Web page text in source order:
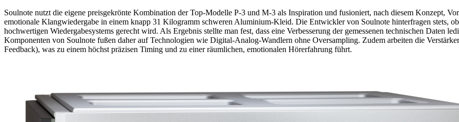
Soulnote nutzt die eigene preisgekrönte Kombination der Top-Modelle P-3 und M-3 als Inspiration und fusioniert, nach diesem Konzept,
emotionale Klangwiedergabe in einem knapp 31 Kilogramm schweren Aluminium-Kleid. Die Entwickler von Soulnote hinterfragen stets,
hochwertigen Wiedergabesystems gerecht wird. Als Ergebnis stellte man fest, dass eine Verbesserung der gemessenen technischen Daten
Komponenten von Soulnote fußen daher auf Technologien wie Digital-Analog-Wandlern ohne Oversampling. Zudem arbeiten die
Feedback), was zu einem höchst präzisen Timing und zu einer räumlichen, emotionalen Hörerfahrung führt.